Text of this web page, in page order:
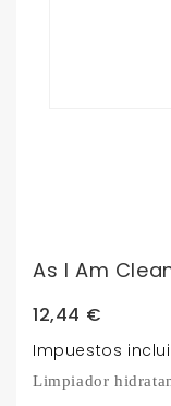
As I Am
12,44 €
Impuestos
Limpiador